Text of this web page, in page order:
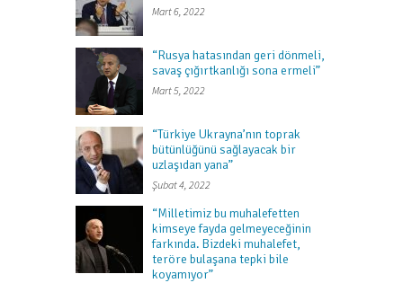
Mart 6, 2022
“Rusya hatasından geri dönmeli,
savaş çığırtkanlığı sona ermeli”
Mart 5, 2022
“Türkiye Ukrayna’nın toprak
bütünlüğünü sağlayacak bir
uzlaşıdan yana”
Şubat 4, 2022
“Milletimiz bu muhalefetten
kimseye fayda gelmeyeceğinin
farkında. Bizdeki muhalefet,
teröre bulaşana tepki bile
koyamıyor”